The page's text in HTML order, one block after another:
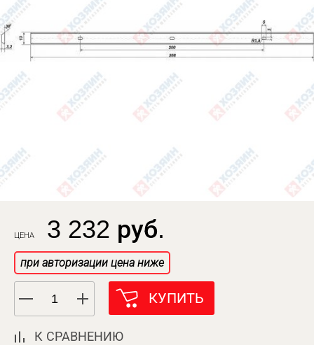
ЦЕНА 3 232 руб.
при авторизации цена ниже
КУПИТЬ
К СРАВНЕНИЮ